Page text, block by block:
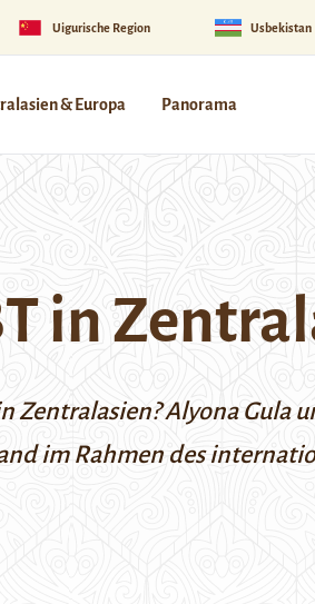
Uigurische Region Usbekistan
& Europa Panorama
in
Zentralasien? Alyona Gula
im Rahmen des